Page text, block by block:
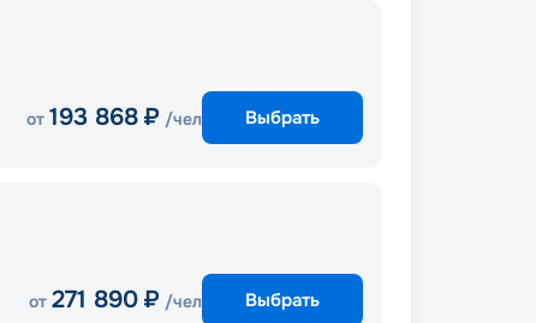
от 193 868 ₽ /чел Выбрать
от 271 890 ₽ /чел Выбрать